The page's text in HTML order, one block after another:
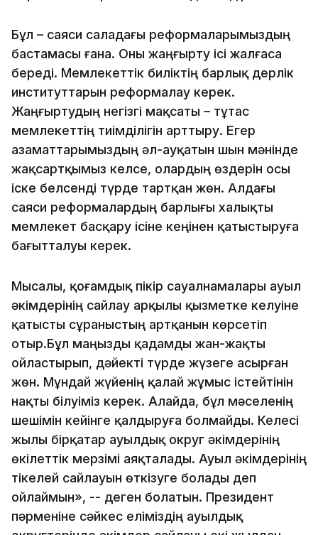
Бұл – саяси саладағы реформаларымыздың
бастамасы ғана. Оны жаңғырту ісі жалғаса
береді. Мемлекеттік биліктің барлық дерлік
институттарын реформалау керек.
Жаңғыртудың негізгі мақсаты – тұтас
мемлекеттің тиімділігін арттыру. Егер
азаматтарымыздың әл-ауқатын шын мәнінде
жақсартқымыз келсе, олардың өздерін осы
іске белсенді түрде тартқан жөн. Алдағы
саяси реформалардың барлығы халықты
мемлекет басқару ісіне кеңінен қатыстыруға
бағытталуы керек.
Мысалы, қоғамдық пікір сауалнамалары ауыл
әкімдерінің сайлау арқылы қызметке келуіне
қатысты сұраныстың артқанын көрсетіп
отыр.Бұл маңызды қадамды жан-жақты
ойластырып, дәйекті түрде жүзеге асырған
жөн. Мұндай жүйенің қалай жұмыс істейтінін
нақты білуіміз керек. Алайда, бұл мәселенің
шешімін кейінге қалдыруға болмайды. Келесі
жылы бірқатар ауылдық округ әкімдерінің
өкілеттік мерзімі аяқталады. Ауыл әкімдерінің
тікелей сайлауын өткізуге болады деп
ойлаймын», -- деген болатын. Президент
пәрменіне сәйкес еліміздің ауылдық